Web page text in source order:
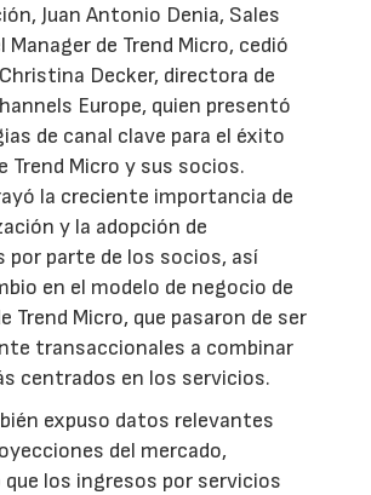
Juan Antonio Denia, Sales
Manager de Trend Micro, cedió
Decker, directora de
Europe, quien presentó
de canal clave para el éxito
Trend Micro y sus socios.
la creciente importancia de
y la adopción de
por parte de los socios, así
en el modelo de negocio de
Trend Micro, que pasaron de ser
transaccionales a combinar
centrados en los servicios.
expuso datos relevantes
del mercado,
los ingresos por servicios